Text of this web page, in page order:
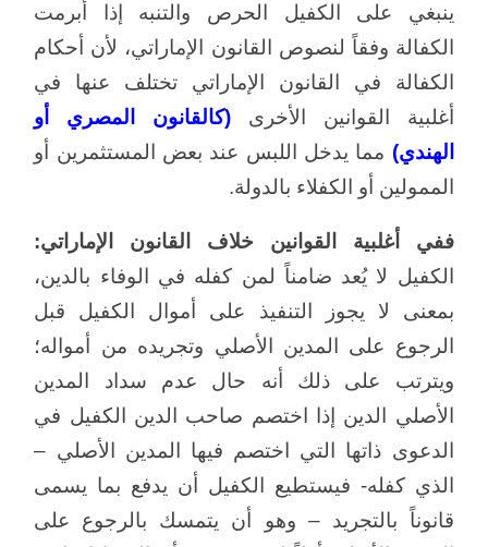
ينبغي على الكفيل الحرص والتنبه إذا أبرمت
الكفالة وفقاً لنصوص القانون الإماراتي، لأن أحكام
الكفالة في القانون الإماراتي تختلف عنها في
أغلبية القوانين الأخرى (كالقانون المصري أو
الهندي) مما يدخل اللبس عند بعض المستثمرين أو
الممولين أو الكفلاء بالدولة.
ففي أغلبية القوانين خلاف القانون الإماراتي:
الكفيل لا يُعد ضامناً لمن كفله في الوفاء بالدين،
بمعنى لا يجوز التنفيذ على أموال الكفيل قبل
الرجوع على المدين الأصلي وتجريده من أمواله؛
ويترتب على ذلك أنه حال عدم سداد المدين
الأصلي الدين إذا اختصم صاحب الدين الكفيل في
الدعوى ذاتها التي اختصم فيها المدين الأصلي –
الذي كفله- فيستطيع الكفيل أن يدفع بما يسمى
قانوناً بالتجريد – وهو أن يتمسك بالرجوع على